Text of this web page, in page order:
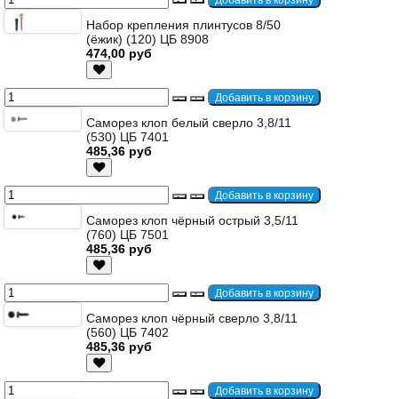
Набор крепления плинтусов 8/50
(ёжик) (120) ЦБ 8908
474,00 руб
Саморез клоп белый сверло 3,8/11
(530) ЦБ 7401
485,36 руб
Саморез клоп чёрный острый 3,5/11
(760) ЦБ 7501
485,36 руб
Саморез клоп чёрный сверло 3,8/11
(560) ЦБ 7402
485,36 руб